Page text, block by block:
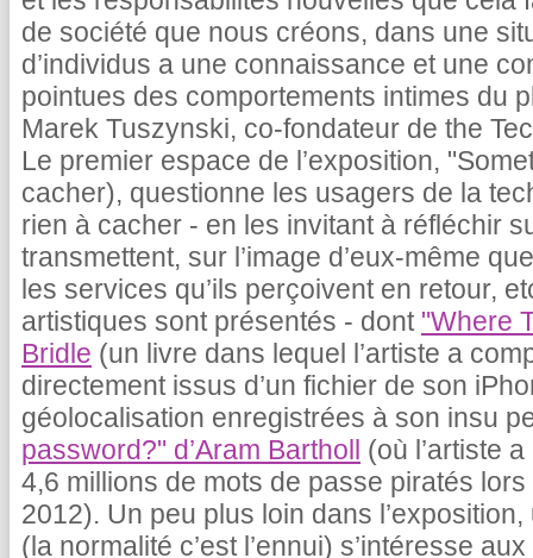
de société que nous créons, dans une
d’individus a une connaissance et une
pointues des comportements intimes du
Marek Tuszynski, co-fondateur de the
Le premier espace de l’exposition,
cacher), questionne les usagers de la
rien à cacher - en les invitant à réfléchir
transmettent, sur l’image d’eux-même
les services qu’ils perçoivent en retour,
artistiques sont présentés - dont "Where
Bridle (un livre dans lequel l’artiste a
directement issus d’un fichier de son
géolocalisation enregistrées à son insu
password?" d’Aram Bartholl (où l’artiste
4,6 millions de mots de passe piratés
2012). Un peu plus loin dans
(la normalité c’est l’ennui) s’intéresse